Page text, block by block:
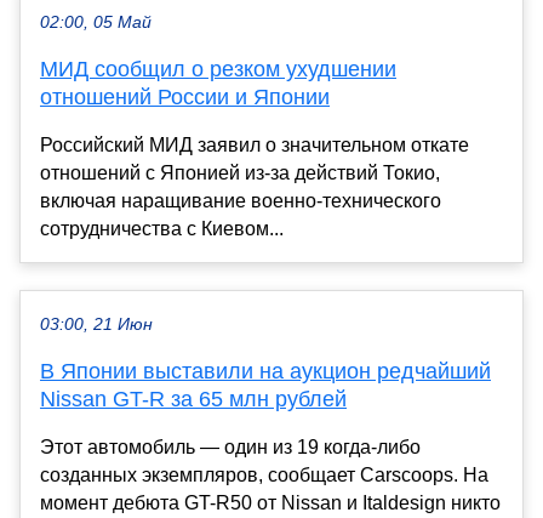
02:00, 05 Май
МИД сообщил о резком ухудшении
отношений России и Японии
Российский МИД заявил о значительном откате
отношений с Японией из-за действий Токио,
включая наращивание военно-технического
сотрудничества с Киевом...
03:00, 21 Июн
В Японии выставили на аукцион редчайший
Nissan GT-R за 65 млн рублей
Этот автомобиль — один из 19 когда-либо
созданных экземпляров, сообщает Carscoops. На
момент дебюта GT-R50 от Nissan и Italdesign никто